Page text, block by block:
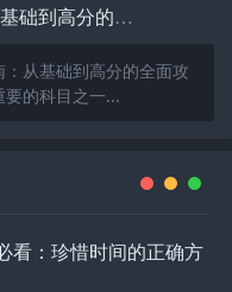
高中数学成绩提升指南：从基础到高分的全面攻略
从基础到高分的全面攻
的科目之一...
看：珍惜时间的正确方